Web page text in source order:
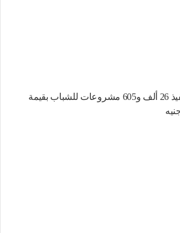
محافظ سوهاج: تنفيذ 26 ألف و605 مشروعات للشباب بقيمة